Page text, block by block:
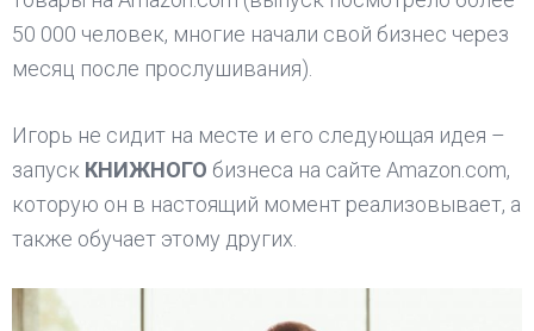
50 000 человек, многие начали свой бизнес через
месяц после прослушивания).
Игорь не сидит на месте и его следующая идея –
запуск КНИЖНОГО бизнеса на сайте Amazon.com,
которую он в настоящий момент реализовывает, а
также обучает этому других.